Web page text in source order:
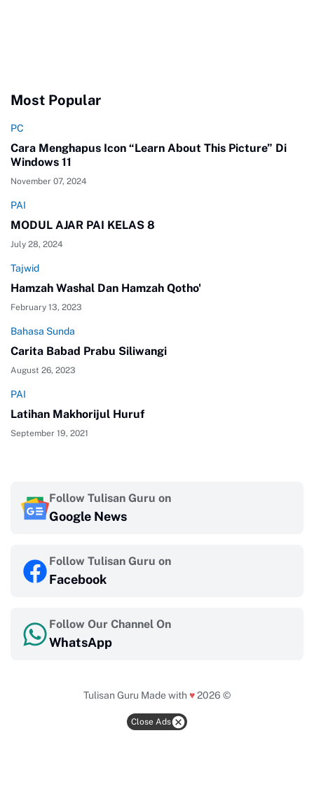
Close Ads
Most Popular
PC
Cara Menghapus Icon “Learn About This Picture” Di
Windows 11
November 07, 2024
PAI
MODUL AJAR PAI KELAS 8
July 28, 2024
Tajwid
Hamzah Washal Dan Hamzah Qotho'
February 13, 2023
Bahasa Sunda
Carita Babad Prabu Siliwangi
August 26, 2023
PAI
Latihan Makhorijul Huruf
September 19, 2021
Follow Tulisan Guru on
Google News
Follow Tulisan Guru on
Facebook
Follow Our Channel On
WhatsApp
Tulisan Guru Made with ♥2026 ©